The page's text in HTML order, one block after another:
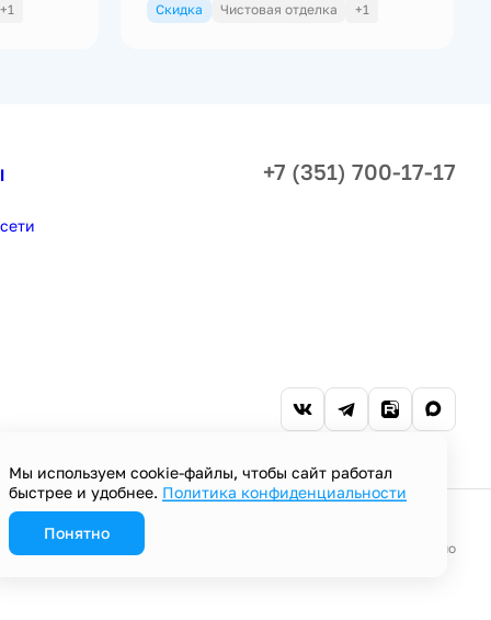
+1
Скидка
Чистовая отделка +1
+7 (351) 700-17-17
Разработано
Мы используем cookie-файлы, чтобы сайт работал
быстрее и удобнее. Политика конфиденциальности
Понятно